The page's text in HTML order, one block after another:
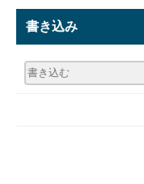
書き込み